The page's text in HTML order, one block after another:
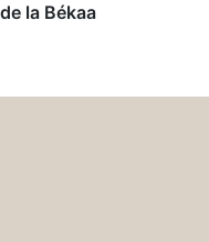
la Békaa